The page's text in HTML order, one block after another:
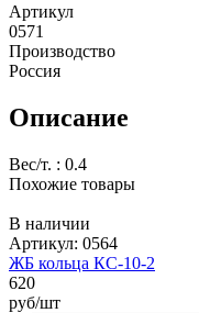
Артикул
0571
Производство
Россия
Описание
Вес/т. : 0.4
Похожие товары
В наличии
Артикул: 0564
ЖБ кольца КС-10-2
620
руб/шт